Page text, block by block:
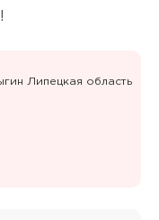
Липецкая область